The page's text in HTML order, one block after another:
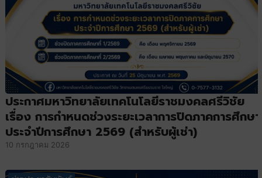
ประกาศมหาวิทยาลัยเทคโนโลยีราชมงคลศรีวิชัย
เรื่อง การกําหนดช่วงระยะเวลาการปิดภาคการศึกษา
ประจําปีการศึกษา 2569 (สำหรับผู้เช่า)
10 กรกฎาคม 2026